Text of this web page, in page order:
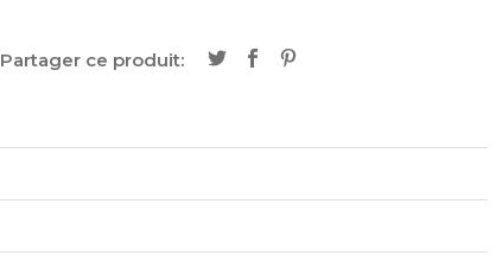
Partager ce produit: